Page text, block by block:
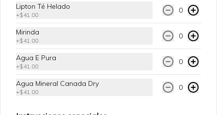
Barrio Chick'en® marca de G&N Brands SpA ©2023
Términos y condiciones
Política de privacidad
Redes sociales
Instagram
Facebook
Lipton Té Helado
+$41.00
0
Mirinda
+$41.00
0
Agua E Pura
+$41.00
0
Agua Mineral Canada Dry
+$41.00
0